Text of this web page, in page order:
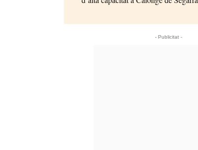
- Publicitat -